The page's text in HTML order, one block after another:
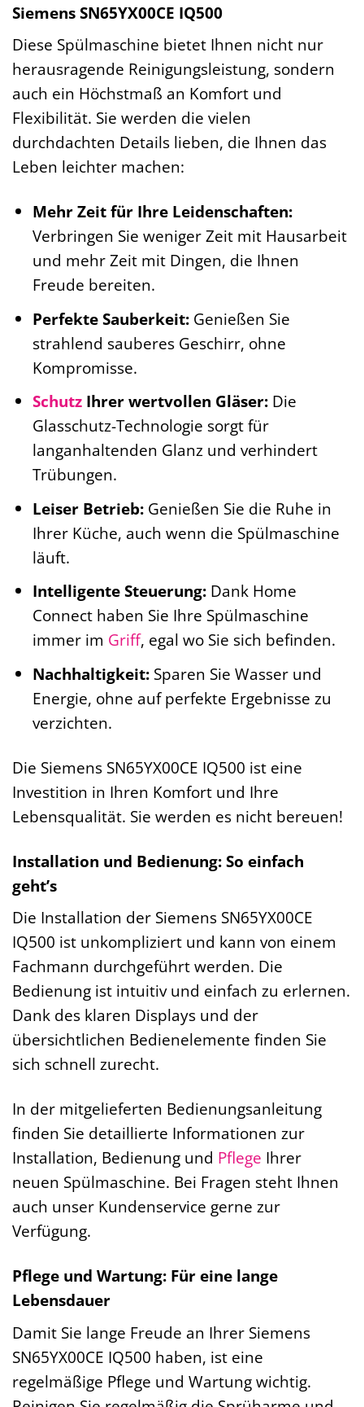
Siemens SN65YX00CE IQ500
Diese Spülmaschine bietet Ihnen nicht nur
herausragende Reinigungsleistung, sondern
auch ein Höchstmaß an Komfort und
Flexibilität. Sie werden die vielen
durchdachten Details lieben, die Ihnen das
Leben leichter machen:
Mehr Zeit für Ihre Leidenschaften:
Verbringen Sie weniger Zeit mit Hausarbeit
und mehr Zeit mit Dingen, die Ihnen
Freude bereiten.
Perfekte Sauberkeit:Genießen Sie
strahlend sauberes Geschirr, ohne
Kompromisse.
SchutzIhrer wertvollen Gläser:Die
Glasschutz-Technologie sorgt für
langanhaltenden Glanz und verhindert
Trübungen.
Leiser Betrieb:Genießen Sie die Ruhe in
Ihrer Küche, auch wenn die Spülmaschine
läuft.
Intelligente Steuerung:Dank Home
Connect haben Sie Ihre Spülmaschine
immer im Griff, egal wo Sie sich befinden.
Nachhaltigkeit:Sparen Sie Wasser und
Energie, ohne auf perfekte Ergebnisse zu
verzichten.
Die Siemens SN65YX00CE IQ500 ist eine
Investition in Ihren Komfort und Ihre
Lebensqualität. Sie werden es nicht bereuen!
Installation und Bedienung: So einfach
geht’s
Die Installation der Siemens SN65YX00CE
IQ500 ist unkompliziert und kann von einem
Fachmann durchgeführt werden. Die
Bedienung ist intuitiv und einfach zu erlernen.
Dank des klaren Displays und der
übersichtlichen Bedienelemente finden Sie
sich schnell zurecht.
In der mitgelieferten Bedienungsanleitung
finden Sie detaillierte Informationen zur
Installation, Bedienung und Pflege Ihrer
neuen Spülmaschine. Bei Fragen steht Ihnen
auch unser Kundenservice gerne zur
Verfügung.
Pflege und Wartung: Für eine lange
Lebensdauer
Damit Sie lange Freude an Ihrer Siemens
SN65YX00CE IQ500 haben, ist eine
regelmäßige Pflege und Wartung wichtig.